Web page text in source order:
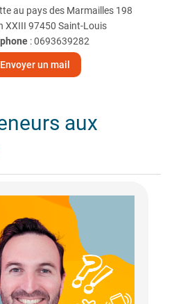
au pays des Marmailles 198
XXIII 97450 Saint-Louis
:0693639282
Envoyer un mail
aux